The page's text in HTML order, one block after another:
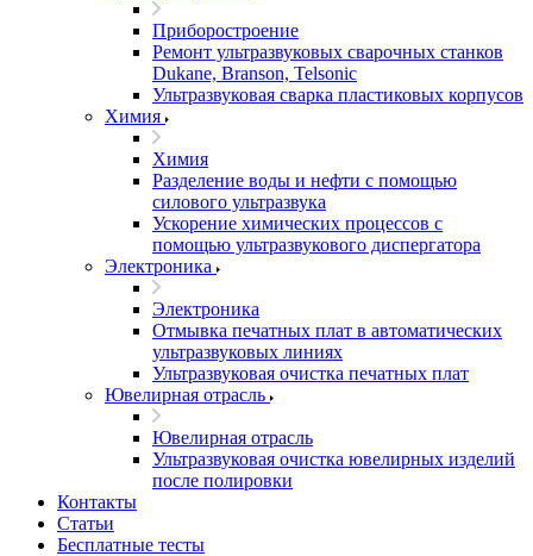
Приборостроение
Ремонт ультразвуковых сварочных станков
Dukane, Branson, Telsonic
Ультразвуковая сварка пластиковых корпусов
Химия
Химия
Разделение воды и нефти с помощью
силового ультразвука
Ускорение химических процессов с
помощью ультразвукового диспергатора
Электроника
Электроника
Отмывка печатных плат в автоматических
ультразвуковых линиях
Ультразвуковая очистка печатных плат
Ювелирная отрасль
Ювелирная отрасль
Ультразвуковая очистка ювелирных изделий
после полировки
Контакты
Статьи
Бесплатные тесты